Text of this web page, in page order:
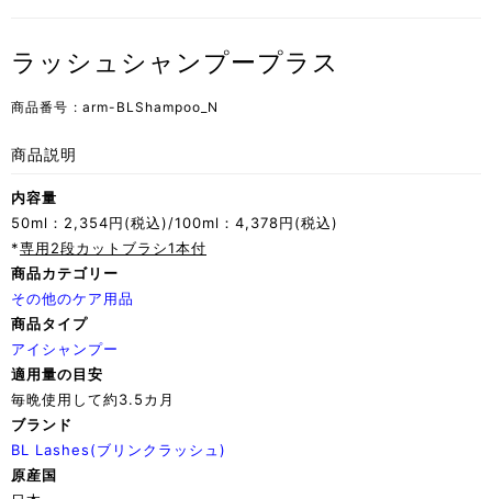
ラッシュシャンプープラス
商品番号 arm-BLShampoo_N
商品説明
内容量
50ml：2,354円(税込)/100ml：4,378円(税込)
*専用2段カットブラシ1本付
商品カテゴリー
その他のケア用品
商品タイプ
アイシャンプー
適用量の目安
毎晩使用して約3.5カ月
ブランド
BL Lashes(ブリンクラッシュ)
原産国